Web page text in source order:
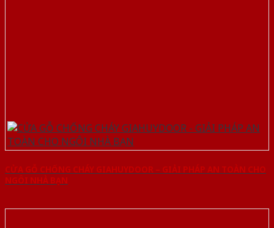
CỬA GỖ CHỐNG CHÁY GIAHUYDOOR – GIẢI PHÁP AN TOÀN CHO
NGÔI NHÀ BẠN